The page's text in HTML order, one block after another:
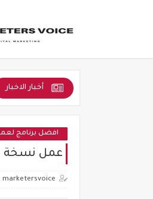
أخبار الاخبار
افضل برنامج
عمل نسخة
marketersvoice